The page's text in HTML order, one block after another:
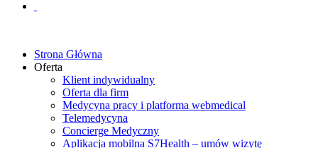
Strona Główna
Oferta
Klient indywidualny
Oferta dla firm
Medycyna pracy i platforma webmedical
Telemedycyna
Concierge Medyczny
Aplikacja mobilna S7Health – umów wizytę